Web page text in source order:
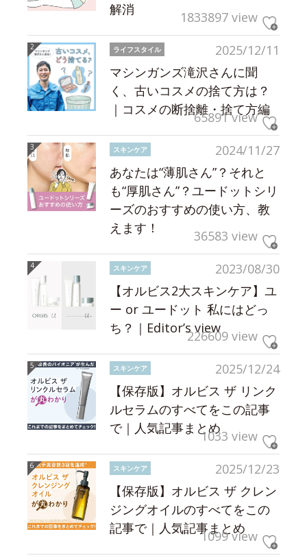
解消
1833897 view
2025/12/11
ライフスタイル
マシンガンズ滝沢さんに聞
く、古いコスメの捨て方は？
｜コスメの断捨離・捨て方編
65891 view
2024/11/27
スキンケア
あなたは“薄肌さん”？それと
も“厚肌さん”？ユードットシリ
ーズのおすすめの使い方、教
えます！
36583 view
2023/08/30
スキンケア
【オルビス2大スキンケア】ユ
ー or ユードット 私にはどっ
ち？｜Editor’s view226609 view
2025/12/24
スキンケア
【保存版】オルビス ザ リンク
ルセラムのすべてをこの記事
で｜人気記事まとめ1033 view
2025/12/23
スキンケア
【保存版】オルビス ザ クレン
ジングオイルのすべてをこの
記事で｜人気記事まとめ
1099 view